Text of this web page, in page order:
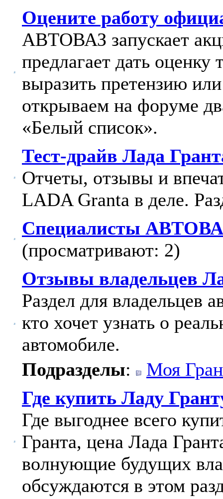
Оцените работу
АВТОВАЗ запускает
предлагает дать
выразить претензию
открываем на форуме
«Белый список».
Тест-драйв Лада
Отчеты, отзывы и
LADA Granta в деле.
Специалисты
(просматривают: 2)
Отзывы владельцев
Раздел для владельцев
кто хочет узнать о
автомобиле.
Подразделы:
Моя
Где купить Ладу
Где выгоднее всего
Гранта, цена Лада
волнующие будущих
обсуждаются в этом